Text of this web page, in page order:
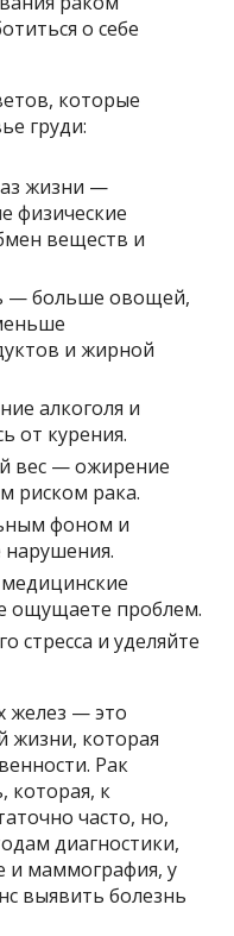
о себе
которые
груди:
жизни —
физические
веществ и
— больше овощей,
и жирной
алкоголя и
от курения.
вес — ожирение
риском рака.
фоном и
ощущаете проблем.
стресса и уделяйте
желез — это
жизни, которая
Рак
которая, к
часто, но,
диагностики,
и маммография, у
выявить болезнь